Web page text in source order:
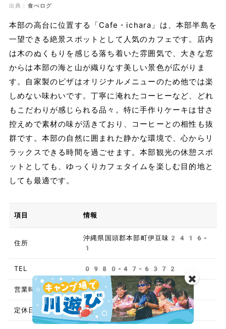
出典： 食べログ
本部の高台に位置する「Cafe・ichara」は、本部半島を
一望できる絶景スポットとして人気のカフェです。店内
は木のぬくもりを感じる落ち着いた雰囲気で、大きな窓
からは本部の海と山が織りなす美しい景色が広がりま
す。自家製のピザはオリジナルメニューのため他では楽
しめない味わいです。丁寧に淹れたコーヒーなど、どれ
もこだわりが感じられる品々。特に手作りケーキは甘さ
控えめで素材の味が活きており、コーヒーとの相性も抜
群です。本部の自然に囲まれた静かな環境で、心からリ
ラックスできる時間を過ごせます。本部観光の休憩スポ
ットとしても、ゆっくりカフェタイムを楽しむ目的地と
しても最適です。
項目 情報
住所
沖縄県国頭郡本部町伊豆味2416-
1
TEL 0980-47-6372
営業時間 11:30〜16:00
定休日 火曜日・水曜日
✖️